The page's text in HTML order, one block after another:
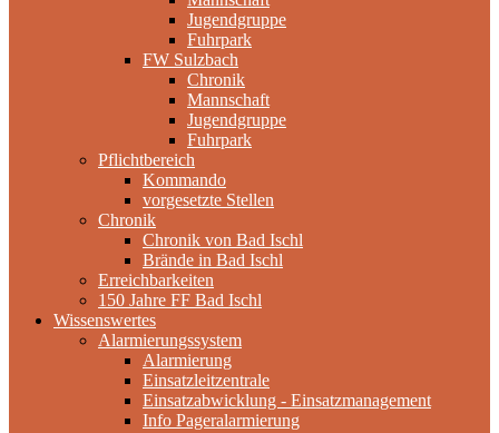
Jugendgruppe
Fuhrpark
FW Sulzbach
Chronik
Mannschaft
Jugendgruppe
Fuhrpark
Pflichtbereich
Kommando
vorgesetzte Stellen
Chronik
Chronik von Bad Ischl
Brände in Bad Ischl
Erreichbarkeiten
150 Jahre FF Bad Ischl
Wissenswertes
Alarmierungssystem
Alarmierung
Einsatzleitzentrale
Einsatzabwicklung - Einsatzmanagement
Info Pageralarmierung